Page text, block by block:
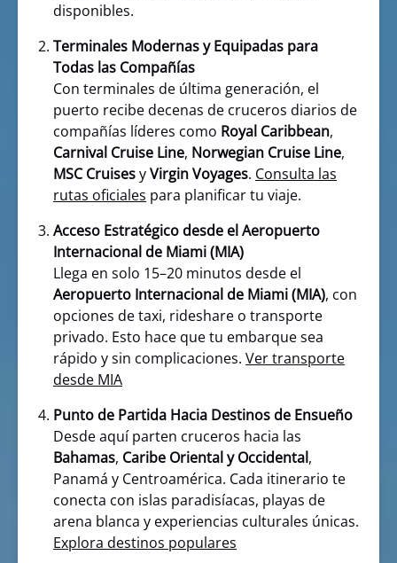
disponibles.
Terminales Modernas y Equipadas para
Todas las Compañías
Con terminales de última generación, el
puerto recibe decenas de cruceros diarios de
compañías líderes como Royal Caribbean,
Carnival Cruise Line, Norwegian Cruise Line,
MSC CruisesyVirgin Voyages. Consulta las
rutas oficiales para planificar tu viaje.
Acceso Estratégico desde el Aeropuerto
Internacional de Miami (MIA)
Llega en solo 15–20 minutos desde el
Aeropuerto Internacional de Miami (MIA), con
opciones de taxi, rideshare o transporte
privado. Esto hace que tu embarque sea
rápido y sin complicaciones. Ver transporte
desde MIA
Punto de Partida Hacia Destinos de Ensueño
Desde aquí parten cruceros hacia las
Bahamas, Caribe Oriental y Occidental,
Panamá y Centroamérica. Cada itinerario te
conecta con islas paradisíacas, playas de
arena blanca y experiencias culturales únicas.
Explora destinos populares